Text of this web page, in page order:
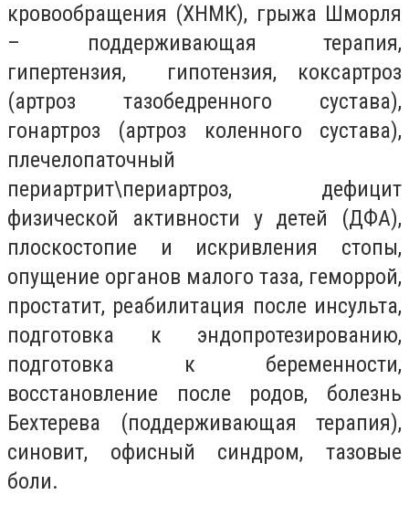
кровообращения (ХНМК), грыжа Шморля
– поддерживающая терапия,
гипертензия, гипотензия, коксартроз
(артроз тазобедренного сустава),
гонартроз (артроз коленного сустава),
плечелопаточный
периартрит\периартроз, дефицит
физической активности у детей (ДФА),
плоскостопие и искривления стопы,
опущение органов малого таза, геморрой,
простатит, реабилитация после инсульта,
подготовка к эндопротезированию,
подготовка к беременности,
восстановление после родов, болезнь
Бехтерева (поддерживающая терапия),
синовит, офисный синдром, тазовые
боли.